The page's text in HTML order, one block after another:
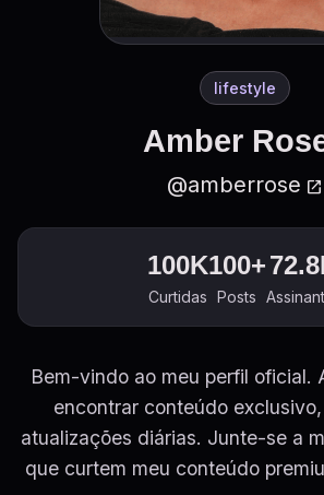
lifestyle
Amber
@amberrose open_in_new
100K
Curtidas
100+
Posts
Bem-vindo ao meu perfil oficial.
encontrar conteúdo
atualizações diárias. Junte-se a
que curtem meu conteúdo